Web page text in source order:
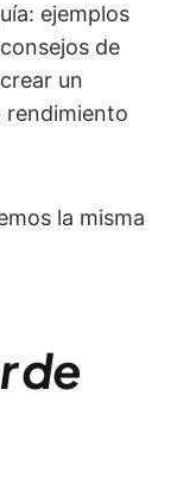
ejemplos
de
un
rendimiento
la misma
de